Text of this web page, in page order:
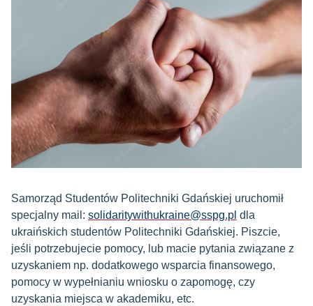
Samorząd Studentów Politechniki Gdańskiej uruchomił
specjalny mail: solidaritywithukraine@sspg.pl dla
ukraińskich studentów Politechniki Gdańskiej. Piszcie,
jeśli potrzebujecie pomocy, lub macie pytania związane z
uzyskaniem np. dodatkowego wsparcia finansowego,
pomocy w wypełnianiu wniosku o zapomogę, czy
uzyskania miejsca w akademiku, etc.